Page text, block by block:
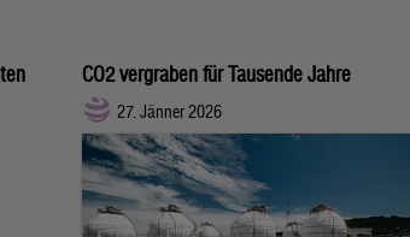
CO2 vergraben für Tausende Jahre
27. Jänner 2026